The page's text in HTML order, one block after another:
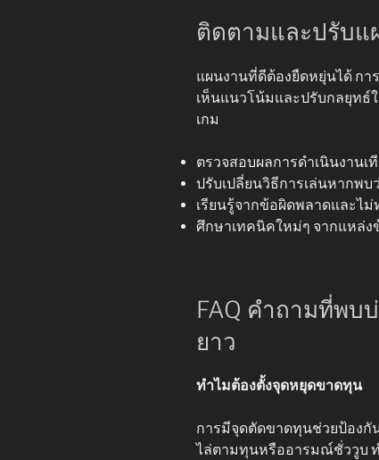
ติดตามและปรับแ
แผนงานที่ดีต้องยืดหยุ่นได้ กา
เห็นแนวโน้มและปรับกลยุทธ์
เกม
ตรวจสอบผลการดำเนินงาน
ปรับเปลี่ยนวิธีการเล่นหากพ
เรียนรู้จากข้อผิดพลาดและไ
ศึกษาเทคนิคใหม่ๆ จากแหล่ง
FAQ คำถามที่พบ
ยาว
ทำไมต้องตั้งจุดหยุดขาดทุน
การมีจุดตัดขาดทุนช่วยป้องกั
ไล่ตามทุนหรืออารมณ์ชั่ววูบ